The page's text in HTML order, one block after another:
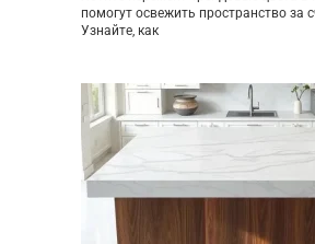
помогут освежить пространство за
Узнайте, как